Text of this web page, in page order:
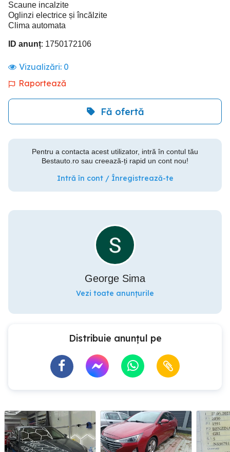
Scaune incalzite
Oglinzi electrice și încălzite
Clima automata
ID anunț: 1750172106
Vizualizări: 0
Raportează
Fă ofertă
Pentru a contacta acest utilizator, intră în contul tău
Bestauto.ro sau creează-ți rapid un cont nou!
Intră în cont / Înregistrează-te
George Sima
Vezi toate anunțurile
Distribuie anunțul pe